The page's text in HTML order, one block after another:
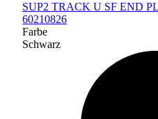
SUP2 TRACK U SF END
60210826
Farbe
Schwarz